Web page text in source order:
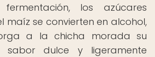
los azúcares
maíz se convierten en alcohol,
a la chicha morada su
sabor dulce y ligeramente